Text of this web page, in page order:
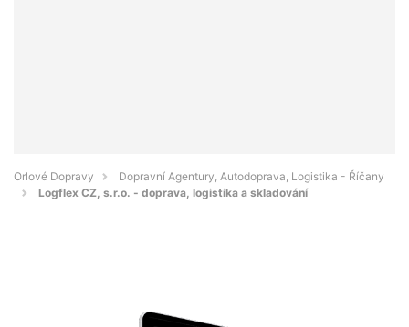
Orlové Dopravy
Dopravní Agentury, Autodoprava, Logistika - Říčany
Logflex CZ, s.r.o. - doprava, logistika a skladování